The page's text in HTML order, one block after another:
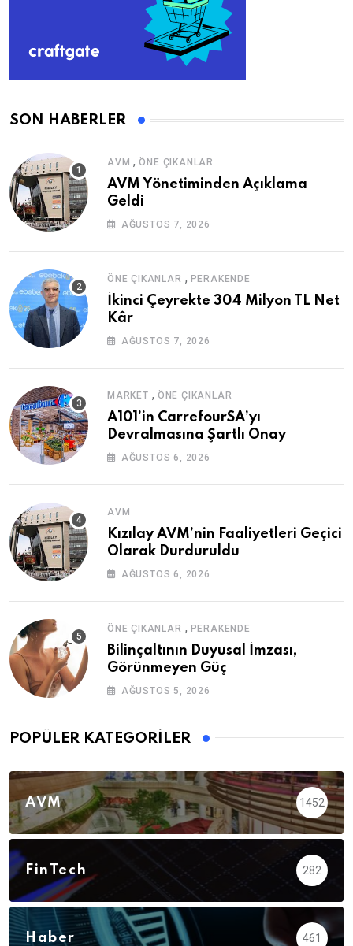
SON HABERLER
AVM ,ÖNE ÇIKANLAR
AVM Yönetiminden Açıklama
Geldi
AĞUSTOS 7, 2026
ÖNE ÇIKANLAR , PERAKENDE
İkinci Çeyrekte 304 Milyon TL Net
Kâr
AĞUSTOS 7, 2026
MARKET , ÖNE ÇIKANLAR
A101’in CarrefourSA’yı
Devralmasına Şartlı Onay
AĞUSTOS 6, 2026
AVM
Kızılay AVM’nin Faaliyetleri Geçici
Olarak Durduruldu
AĞUSTOS 6, 2026
ÖNE ÇIKANLAR , PERAKENDE
Bilinçaltının Duyusal İmzası,
Görünmeyen Güç
AĞUSTOS 5, 2026
POPÜLER KATEGORILER
AVM 1452
FinTech 282
Haber 461